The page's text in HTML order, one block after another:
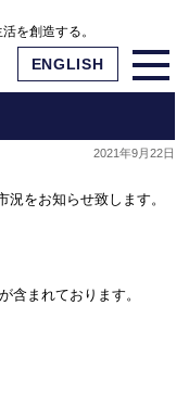
を創造する。
ENGLISH
2021年9月22日
をお知らせ致します。
含まれております。